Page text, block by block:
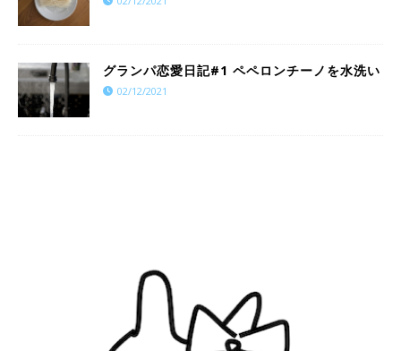
グランパ恋愛日記#1 ペペロンチーノを水洗い
02/12/2021